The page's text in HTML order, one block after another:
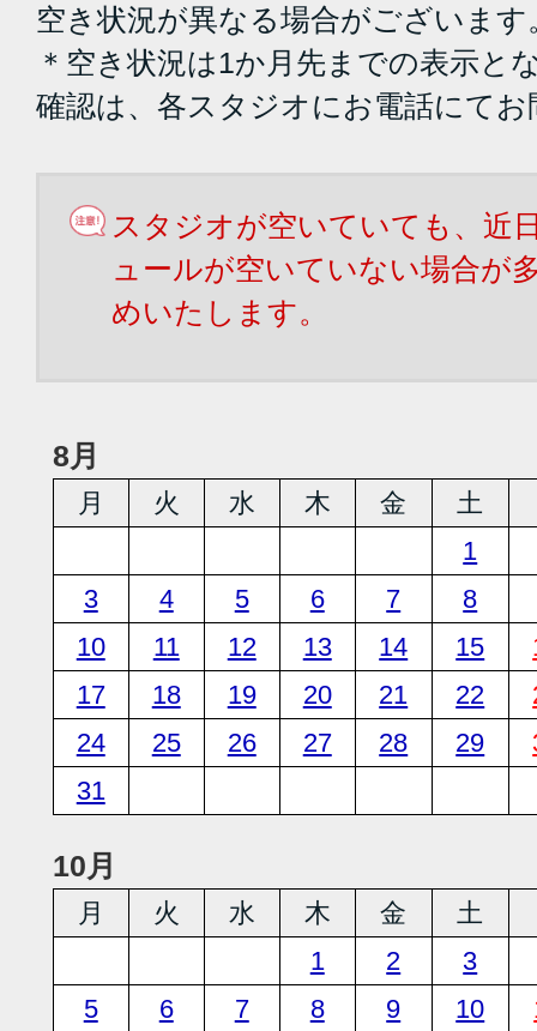
空き状況が異なる場合がございます
＊空き状況は1か月先までの表示と
確認は、各スタジオにお電話にて
スタジオが空いていても、近
ュールが空いていない場合が
めいたします。
8月
月 火 水 木 金 土
1
3
4 5 6 7
8
10
11 12 13 14 15
17
18 19 20 21 22
24
25 26 27 28 29
31
10月
月 火 水 木 金 土
1
2
3
5
6 7 8 9 10